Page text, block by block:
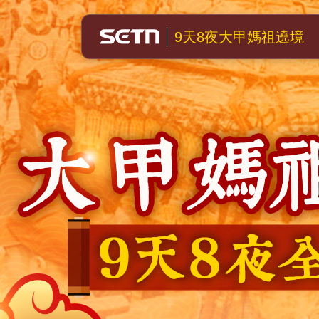
大甲媽祖遶境
9天8夜大甲媽祖遶境